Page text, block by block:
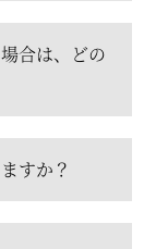
合は、どの
すか？